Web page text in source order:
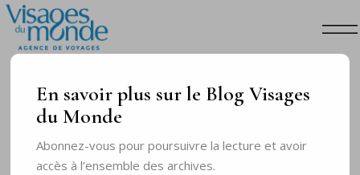
En savoir plus sur le Blog Visages
du Monde
Abonnez-vous pour poursuivre la lecture et avoir
accès à l’ensemble des archives.